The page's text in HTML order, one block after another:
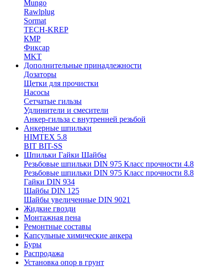
Mungo
Rawlplug
Sormat
TECH-KREP
КМР
Фиксар
MKT
Дополнительные принадлежности
Дозаторы
Щетки для прочистки
Насосы
Сетчатые гильзы
Удлинители и смесители
Анкер-гильза с внутренней резьбой
Анкерные шпильки
HIMTEX 5.8
BIT BIT-SS
Шпильки Гайки Шайбы
Резьбовые шпильки DIN 975 Класс прочности 4.8
Резьбовые шпильки DIN 975 Класс прочности 8.8
Гайки DIN 934
Шайбы DIN 125
Шайбы увеличенные DIN 9021
Жидкие гвозди
Монтажная пена
Ремонтные составы
Капсульные химические анкера
Буры
Распродажа
Установка опор в грунт